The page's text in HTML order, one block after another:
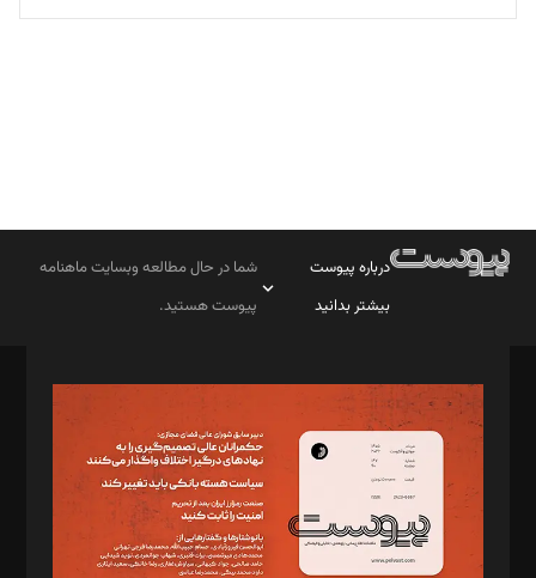
تحریریه
درباره پیوست
بیشتر بدانید
شما در حال مطالعه وبسایت ماهنامه
پیوست هستید.
مدیر مسئول: محمدباقر اثنی‌عشری
سردبیر: مهرک محمودی
دبیر تحریریه: میثم قاسمی
د‌بیر ناداستان: سمانه سمیع
د‌بیر خدمت و تجارت: ابوالفضل رجبی
د‌بیر حقوق فناوری: حسام‌الدین ایپکچی